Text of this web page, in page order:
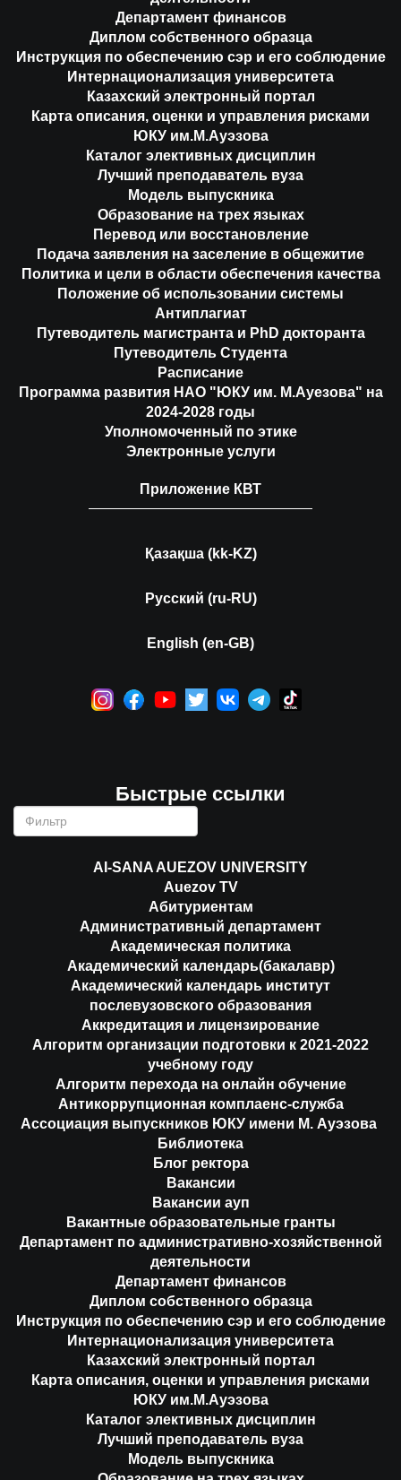
Департамент финансов
Диплом собственного образца
Инструкция по обеспечению сэр и его соблюдение
Интернационализация университета
Казахский электронный портал
Карта описания, оценки и управления рисками
ЮКУ им.М.Ауэзова
Каталог элективных дисциплин
Лучший преподаватель вуза
Модель выпускника
Образование на трех языках
Перевод или восстановление
Подача заявления на заселение в общежитие
Политика и цели в области обеспечения качества
Положение об использовании системы
Антиплагиат
Путеводитель магистранта и PhD докторанта
Путеводитель Студента
Расписание
Программа развития НАО "ЮКУ им. М.Ауезова" на
2024-2028 годы
Уполномоченный по этике
Электронные услуги
Приложение КВТ
Қазақша (kk-KZ)
Русский (ru-RU)
English (en-GB)
Быстрые ссылки
AI-SANA AUEZOV UNIVERSITY
Auezov TV
Абитуриентам
Административный департамент
Академическая политика
Академический календарь(бакалавр)
Академический календарь институт
послевузовского образования
Аккредитация и лицензирование
Алгоритм организации подготовки к 2021-2022
учебному году
Алгоритм перехода на онлайн обучение
Антикоррупционная комплаенс-служба
Ассоциация выпускников ЮКУ имени М. Ауэзова
Библиотека
Блог ректора
Вакансии
Вакансии ауп
Вакантные образовательные гранты
Департамент по административно-хозяйственной
деятельности
Департамент финансов
Диплом собственного образца
Инструкция по обеспечению сэр и его соблюдение
Интернационализация университета
Казахский электронный портал
Карта описания, оценки и управления рисками
ЮКУ им.М.Ауэзова
Каталог элективных дисциплин
Лучший преподаватель вуза
Модель выпускника